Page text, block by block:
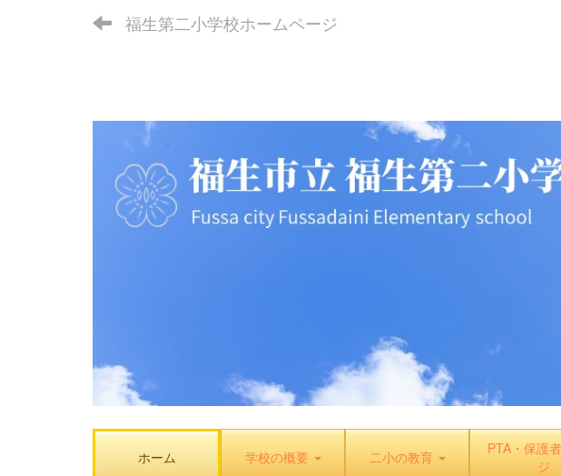
福生第二小学校ホームページ
ホーム 学校の概要 二小の教育
PTA・保護
ジ